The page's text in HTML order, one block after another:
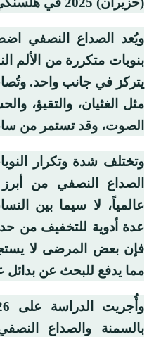
ويُعد الصداع النصفي
بنوبات متكررة من الألم
يتركز في جانب واحد.
مثل الغثيان، والتقيؤ،
الصوت، وقد تستمر من
وتختلف شدة وتكرار
الصداع النصفي من
عالمياً، لا سيما بين
عدة أدوية للتخفيف من حدة
فإن بعض المرضى لا
مما يدفع للبحث عن بدائل
بالسمنة والصداع